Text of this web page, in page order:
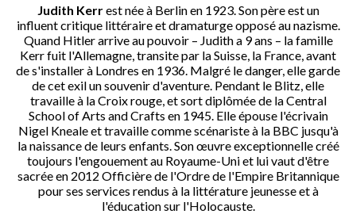
Judith Kerrest née à Berlin en 1923. Son père est un
influent critique littéraire et dramaturge opposé au nazisme.
Quand Hitler arrive au pouvoir – Judith a 9 ans – la famille
Kerr fuit l'Allemagne, transite par la Suisse, la France, avant
de s'installer à Londres en 1936. Malgré le danger, elle garde
de cet exil un souvenir d'aventure. Pendant le Blitz, elle
travaille à la Croix rouge, et sort diplômée de la Central
School of Arts and Crafts en 1945. Elle épouse l'écrivain
Nigel Kneale et travaille comme scénariste à la BBC jusqu'à
la naissance de leurs enfants. Son œuvre exceptionnelle créé
toujours l'engouement au Royaume-Uni et lui vaut d'être
sacrée en 2012 Officière de l'Ordre de l'Empire Britannique
pour ses services rendus à la littérature jeunesse et à
l'éducation sur l'Holocauste.